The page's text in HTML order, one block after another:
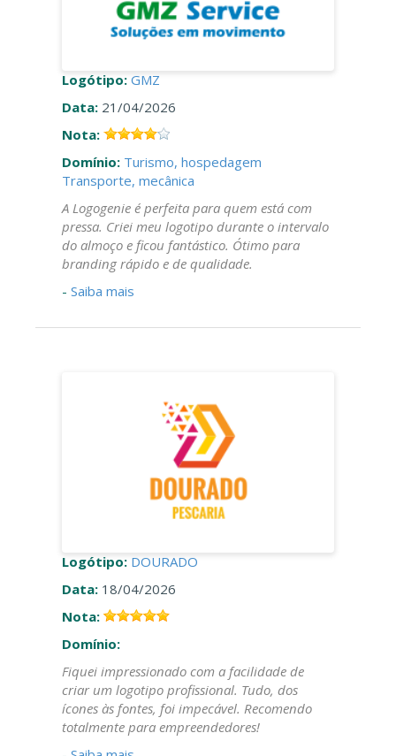
Logótipo: GMZ
Data: 21/04/2026
Nota:
Domínio: Turismo, hospedagem
Transporte, mecânica
A Logogenie é perfeita para quem está com
pressa. Criei meu logotipo durante o intervalo
do almoço e ficou fantástico. Ótimo para
branding rápido e de qualidade.
- Saiba mais
Logótipo: DOURADO
Data: 18/04/2026
Nota:
Domínio:
Fiquei impressionado com a facilidade de
criar um logotipo profissional. Tudo, dos
ícones às fontes, foi impecável. Recomendo
totalmente para empreendedores!